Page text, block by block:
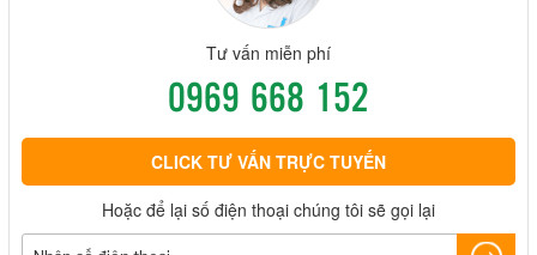
Tư vấn miễn phí
0969 668 152
CLICK TƯ VẤN TRỰC TUYẾN
Hoặc để lại số điện thoại chúng tôi sẽ gọi lại